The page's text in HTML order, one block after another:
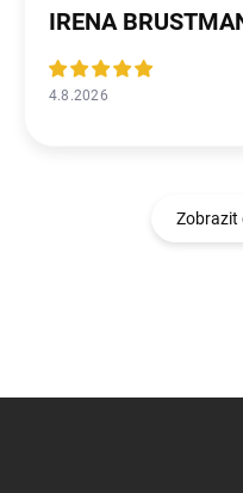
IRENA
4.8.2026
Zobrazit